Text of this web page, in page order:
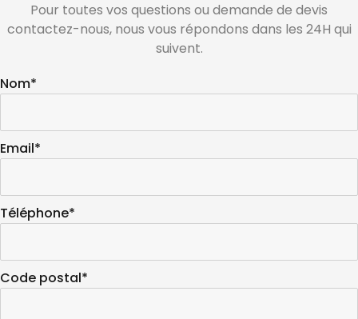
Pour toutes vos questions ou demande de devis
contactez-nous, nous vous répondons dans les 24H qui
suivent.
Nom*
Email*
Téléphone*
Code postal*